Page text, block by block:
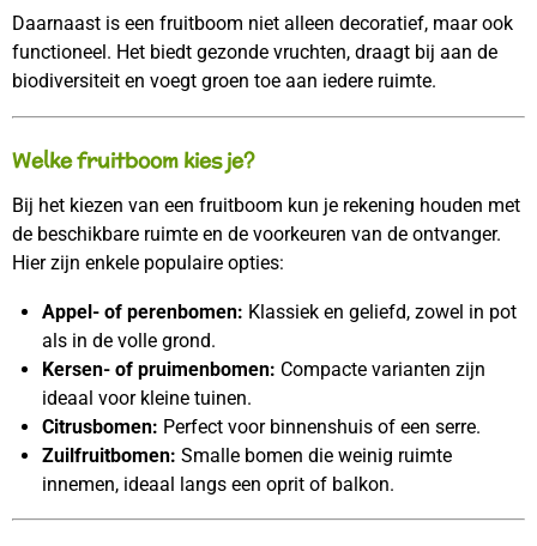
Daarnaast is een fruitboom niet alleen decoratief, maar ook
functioneel. Het biedt gezonde vruchten, draagt bij aan de
biodiversiteit en voegt groen toe aan iedere ruimte.
Welke fruitboom kies je?
Bij het kiezen van een fruitboom kun je rekening houden met
de beschikbare ruimte en de voorkeuren van de ontvanger.
Hier zijn enkele populaire opties:
Appel- of perenbomen: Klassiek en geliefd, zowel in pot
als in de volle grond.
Kersen- of pruimenbomen: Compacte varianten zijn
ideaal voor kleine tuinen.
Citrusbomen: Perfect voor binnenshuis of een serre.
Zuilfruitbomen: Smalle bomen die weinig ruimte
innemen, ideaal langs een oprit of balkon.